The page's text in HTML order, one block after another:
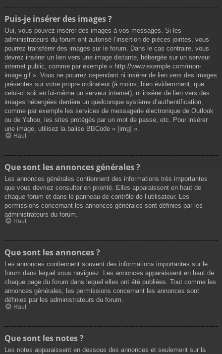
Puis-je insérer des images ?
Oui, vous pouvez insérer des images à vos messages. Si les
administrateurs du forum ont autorisé l’insertion de pièces jointes, vous
pourrez transférer des images sur le forum. Dans le cas contraire, vous
devrez insérer un lien vers une image distante, hébergée sur un serveur
internet public, comme par exemple « http://www.exemple.com/mon-
image.gif ». Vous ne pourrez cependant ni insérer de lien vers des images
présentes sur votre propre ordinateur (à moins, bien évidemment, que
celui-ci soit en lui-même un serveur internet), ni insérer de lien vers des
images hébergées derrière un quelconque système d’authentification,
comme par exemple les services de messagerie électronique de Outlook
ou de Yahoo, les sites protégés par un mot de passe, etc. Pour insérer
une image, utilisez la balise BBCode « [img] ».
Haut
Que sont les annonces générales ?
Les annonces générales contiennent des informations très importantes
que vous devriez consulter en priorité. Elles apparaissent en haut de
chaque forum et dans le panneau de contrôle de l’utilisateur. Les
permissions concernant les annonces générales sont définies par les
administrateurs du forum.
Haut
Que sont les annonces ?
Les annonces contiennent souvent des informations importantes sur le
forum dans lequel vous naviguez. Les annonces apparaissent en haut de
chaque page du forum dans lequel elles ont été publiées. Tout comme les
annonces générales, les permissions concernant les annonces sont
définies par les administrateurs du forum.
Haut
Que sont les notes ?
Les notes apparaissent en dessous des annonces et seulement sur la